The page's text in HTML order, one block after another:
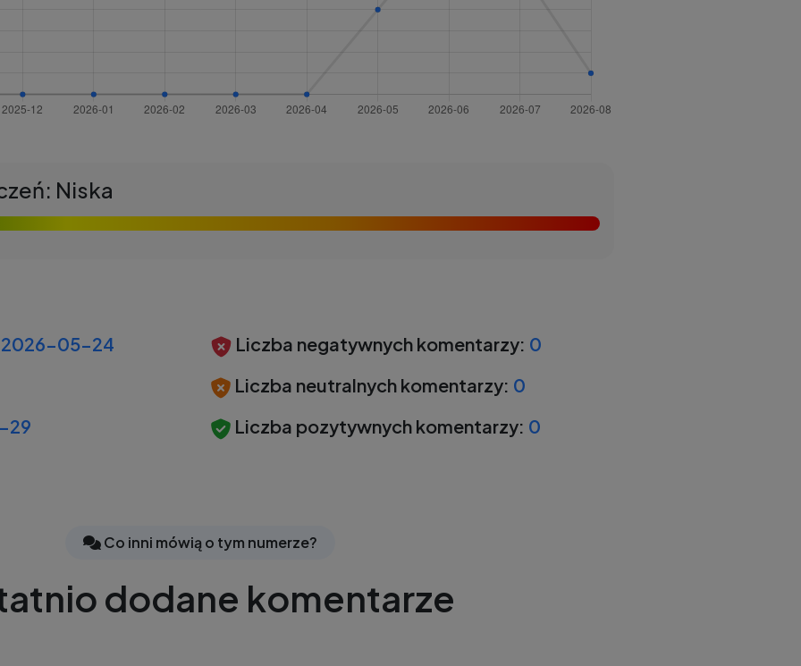
Niska
2026-05-24
29
Liczba negatywnych komentarzy: 0
Liczba neutralnych komentarzy: 0
Liczba pozytywnych komentarzy: 0
Co inni mówią o tym numerze?
dodane komentarze